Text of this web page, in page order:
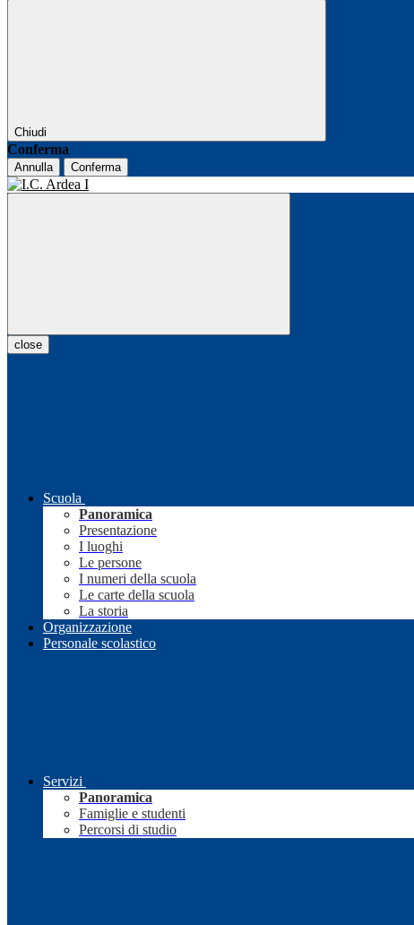
Chiudi
Conferma
Annulla Conferma
close
Scuola
Panoramica
Presentazione
I luoghi
Le persone
I numeri della scuola
Le carte della scuola
La storia
Organizzazione
Personale scolastico
Servizi
Panoramica
Famiglie e studenti
Percorsi di studio